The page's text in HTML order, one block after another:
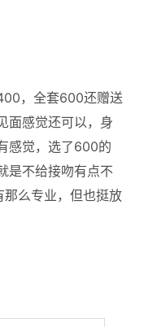
，全套600还赠送
面感觉还可以，身
感觉，选了600的
是不给接吻有点不
么专业，但也挺放